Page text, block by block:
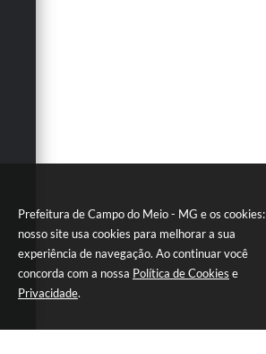
Prefeitura de Campo do Meio - MG e os cookies:
nosso site usa cookies para melhorar a sua
experiência de navegação. Ao continuar você
concorda com a nossa Política de Cookies e
Privacidade.